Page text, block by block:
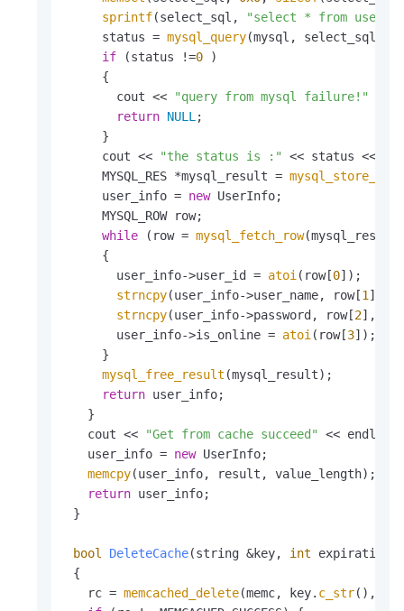
sprintf(select_sql,
"select * from
     status =
mysql_query(mysql, select_sql);
if (status !=0 )
     {
       cout <<
"query from mysql failure!"
return NULL ;
     }
     cout <<
"the status is :"
<< status <<
     MYSQL_RES *mysql_result =
     user_info =
new UserInfo;
     MYSQL_ROW row;
while (row = mysql_fetch_row
     {
       user_info->user_id =
atoi (row[0]);
strncpy(user_info->user_name, row[1 ],
strncpy(user_info->password, row[2],
       user_info->is_online =
atoi (row[3]);
     }
mysql_free_result (mysql_result);
return user_info;
   }
   cout <<
"Get from cache succeed"
<< endl;
   user_info =
new UserInfo;
memcpy(user_info, result, value_length);
return user_info;
}
bool DeleteCache(string &key, int expiration)
{
   rc =
memcached_delete(memc, key. c_str(),